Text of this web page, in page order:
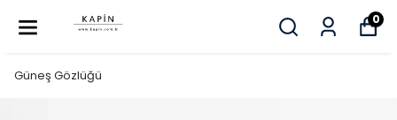
0
Güneş Gözlüğü